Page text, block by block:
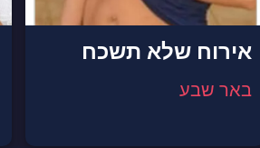
אירוח שלא תשכח
באר שבע